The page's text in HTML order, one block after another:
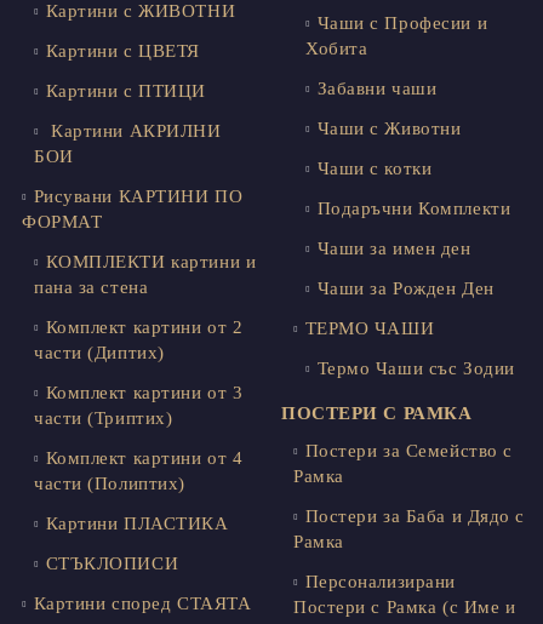
Картини с ЖИВОТНИ
Картини с ЦВЕТЯ
Картини с ПТИЦИ
Картини АКРИЛНИ
БОИ
Рисувани КАРТИНИ ПО
ФОРМАТ
КОМПЛЕКТИ картини и
пана за стена
Комплект картини от 2
части (Диптих)
Комплект картини от 3
части (Триптих)
Комплект картини от 4
части (Полиптих)
Картини ПЛАСТИКА
СТЪКЛОПИСИ
Картини според СТАЯТА
Чаши с Професии и
Хобита
Забавни чаши
Чаши с Животни
Чаши с котки
Подаръчни Комплекти
Чаши за имен ден
Чаши за Рожден Ден
ТЕРМО ЧАШИ
Термо Чаши със Зодии
ПОСТЕРИ С РАМКА
Постери за Семейство с
Рамка
Постери за Баба и Дядо с
Рамка
Персонализирани
Постери с Рамка (с Име и